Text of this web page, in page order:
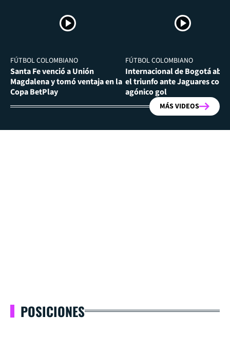
FÚTBOL COLOMBIANO
Santa Fe venció a Unión
Magdalena y tomó ventaja en la
Copa BetPlay
FÚTBOL COLOMBIANO
Internacional de Bogotá
el triunfo ante Jaguares con
agónico gol
MÁS VIDEOS
POSICIONES